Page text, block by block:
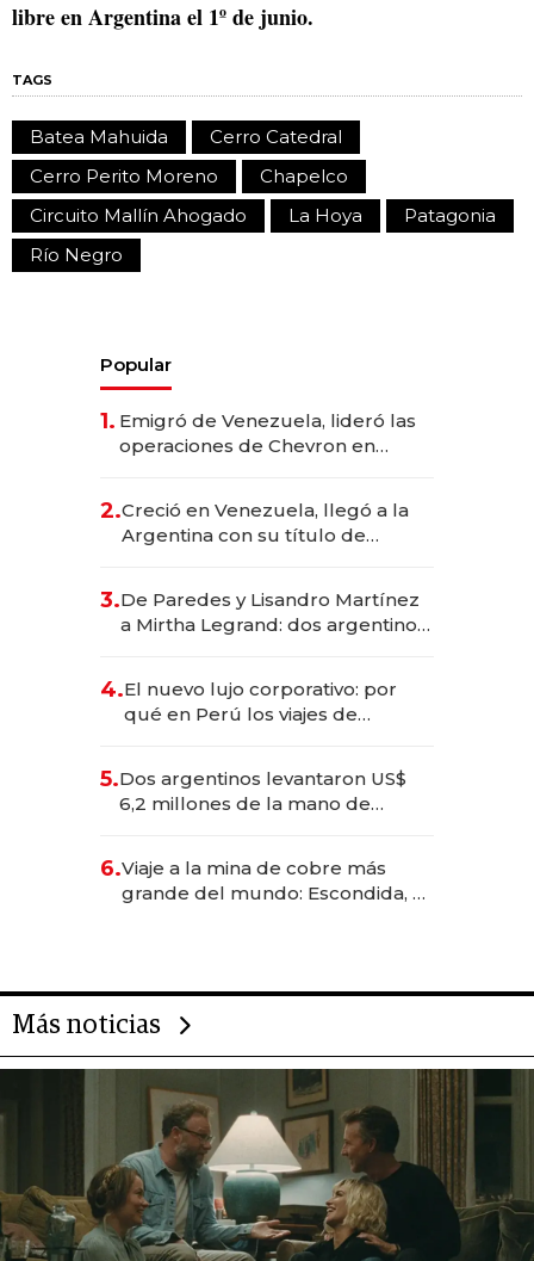
libre en Argentina el 1º de junio.
TAGS
Batea Mahuida
Cerro Catedral
Cerro Perito Moreno
Chapelco
Circuito Mallín Ahogado
La Hoya
Patagonia
Río Negro
Popular
1. Emigró de Venezuela, lideró las
operaciones de Chevron en
2.Creció en Venezuela, llegó a la
Argentina con su título de
las marcas "fast premium"
3.De Paredes y Lisandro Martínez
a Mirtha Legrand: dos argentinos
4.El nuevo lujo corporativo: por
qué en Perú los viajes de
para convertirse en experiencias
transformadoras
5.Dos argentinos levantaron US$
6,2 millones de la mano de
6.Viaje a la mina de cobre más
grande del mundo: Escondida, el
Más noticias